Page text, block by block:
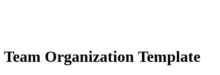
Team Organization Template